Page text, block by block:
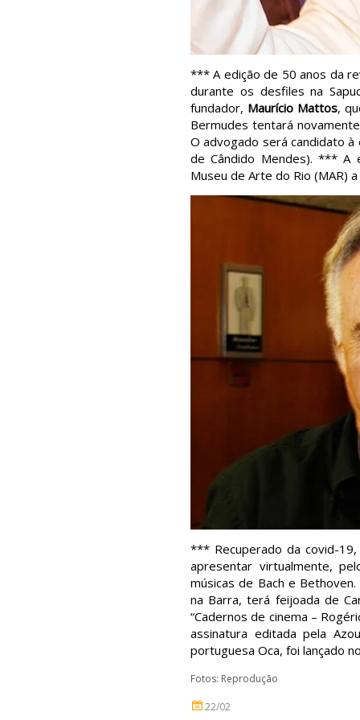
*** A edição de 50 anos da
durante os desfiles na
fundador, Maurício Mattos,
Bermudes tentará
O advogado será candidato
de Cândido Mendes). *** A
Museu de Arte do Rio (MAR)
*** Recuperado da covid-
apresentar virtualmente,
músicas de Bach e
na Barra, terá feijoada de
“Cadernos de cinema –
assinatura editada pela
portuguesa Oca, foi lançado
Fotos: Reprodução
22/02